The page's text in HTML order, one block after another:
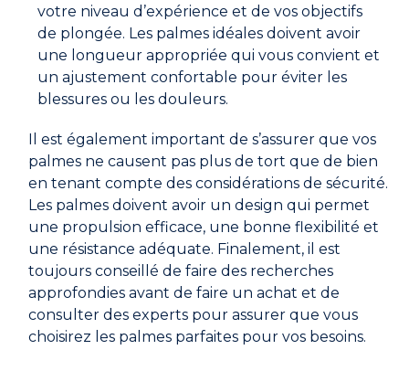
votre niveau d’expérience et de vos objectifs
de plongée. Les palmes idéales doivent avoir
une longueur appropriée qui vous convient et
un ajustement confortable pour éviter les
blessures ou les douleurs.
Il est également important de s’assurer que vos
palmes ne causent pas plus de tort que de bien
en tenant compte des considérations de sécurité.
Les palmes doivent avoir un design qui permet
une propulsion efficace, une bonne flexibilité et
une résistance adéquate. Finalement, il est
toujours conseillé de faire des recherches
approfondies avant de faire un achat et de
consulter des experts pour assurer que vous
choisirez les palmes parfaites pour vos besoins.